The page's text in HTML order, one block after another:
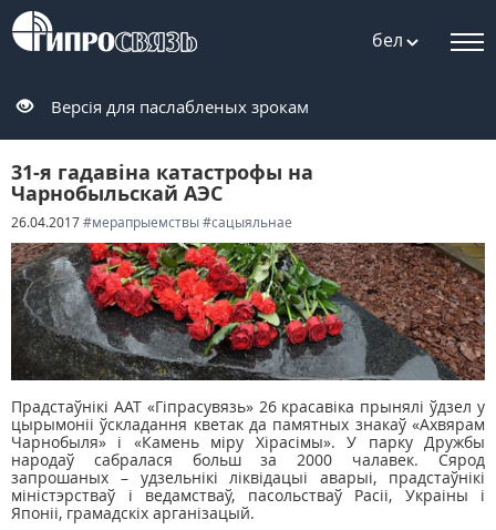
бел
Версія для паслабленых зрокам
31-я гадавіна катастрофы на
Чарнобыльскай АЭС
26.04.2017#мерапрыемствы#сацыяльнае
Прадстаўнікі ААТ «Гіпрасувязь» 26 красавіка прынялі ўдзел у
цырымоніі ўскладання кветак да памятных знакаў «Ахвярам
Чарнобыля» і «Камень міру Хірасімы». У парку Дружбы
народаў сабралася больш за 2000 чалавек. Сярод
запрошаных – удзельнікі ліквідацыі аварыі, прадстаўнікі
міністэрстваў і ведамстваў, пасольстваў Расіі, Украіны і
Японіі, грамадскіх арганізацый.